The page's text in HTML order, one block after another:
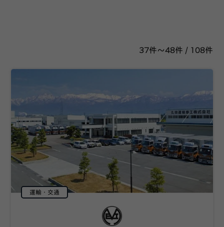
37件～48件 / 108件
運輸・交通